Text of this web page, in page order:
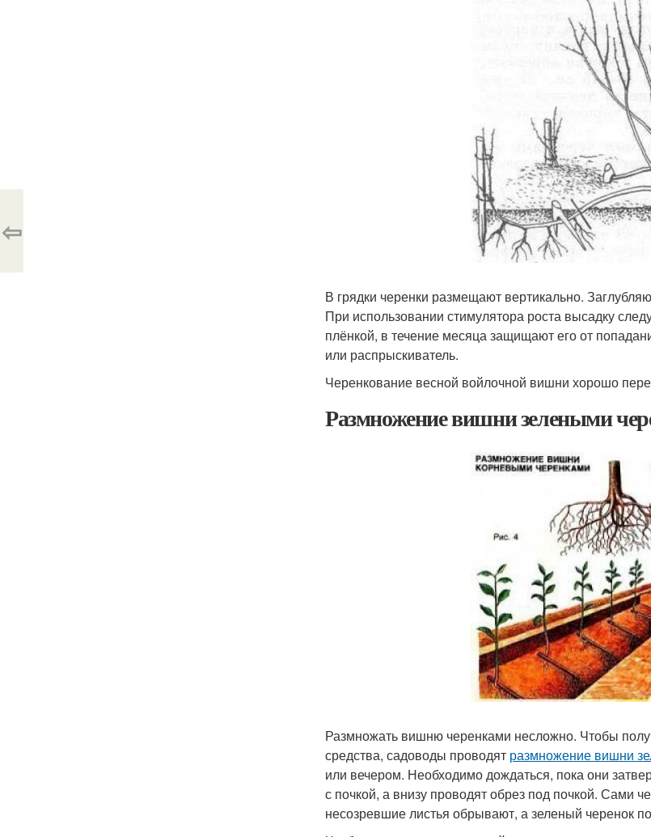
В грядки черенки размещают вертикально.
При использовании стимулятора роста высадку
плёнкой, в течение месяца защищают его от
или распрыскиватель.
Черенкование весной войлочной вишни хорошо
Размножение вишни зелеными
Размножать вишню черенками несложно. Чтобы
средства, садоводы проводят размножение вишни
или вечером. Необходимо дождаться, пока они
с почкой, а внизу проводят обрез под почкой. Сами
несозревшие листья обрывают, а зеленый черенок
⇦